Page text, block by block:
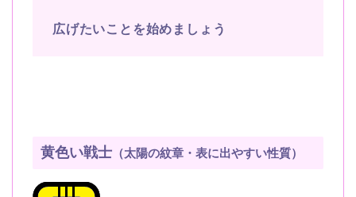
広げたいことを始めましょう
黄色い戦士 （太陽の紋章・表に出やすい性質）